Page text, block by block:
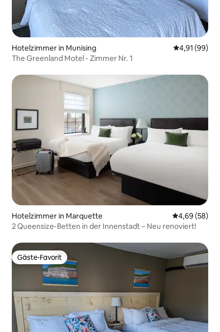
Hotelzimmer in Munising
4,91 (99)
The Greenland Motel - Zimmer Nr. 1
Hotelzimmer in Marquette
4,69 (58)
2 Queensize-Betten in der Innenstadt – Neu renoviert!
Gäste-Favorit
Gäste-Favorit